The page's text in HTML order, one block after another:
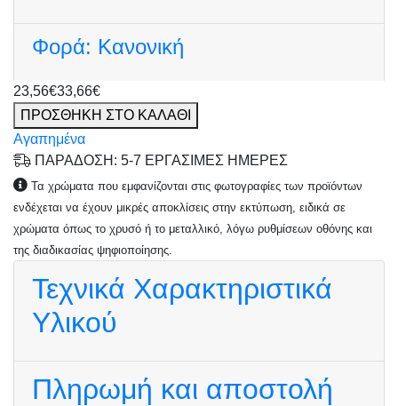
Φορά: Κανονική
23,56€33,66€
ΠΡΟΣΘΗΚΗ ΣΤΟ ΚΑΛΑΘΙ
Αγαπημένα
ΠΑΡΑΔΟΣΗ: 5-7 ΕΡΓΑΣΙΜΕΣ ΗΜΕΡΕΣ
Τα χρώματα που εμφανίζονται στις φωτογραφίες των προϊόντων
ενδέχεται να έχουν μικρές αποκλίσεις στην εκτύπωση, ειδικά σε
χρώματα όπως το χρυσό ή το μεταλλικό, λόγω ρυθμίσεων οθόνης και
της διαδικασίας ψηφιοποίησης.
Τεχνικά Χαρακτηριστικά
Υλικού
Πληρωμή και αποστολή